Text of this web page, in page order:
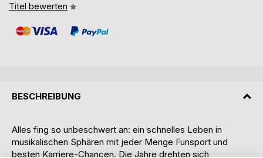
Titel bewerten
BESCHREIBUNG
Alles fing so unbeschwert an: ein schnelles Leben in
musikalischen Sphären mit jeder Menge Funsport und
besten Karriere-Chancen. Die Jahre drehten sich